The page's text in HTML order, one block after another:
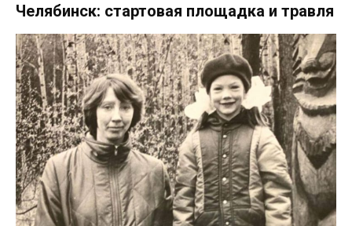
Челябинск: стартовая площадка и травля